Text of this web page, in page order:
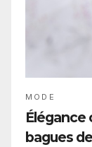
MODE
Élégance
bagues